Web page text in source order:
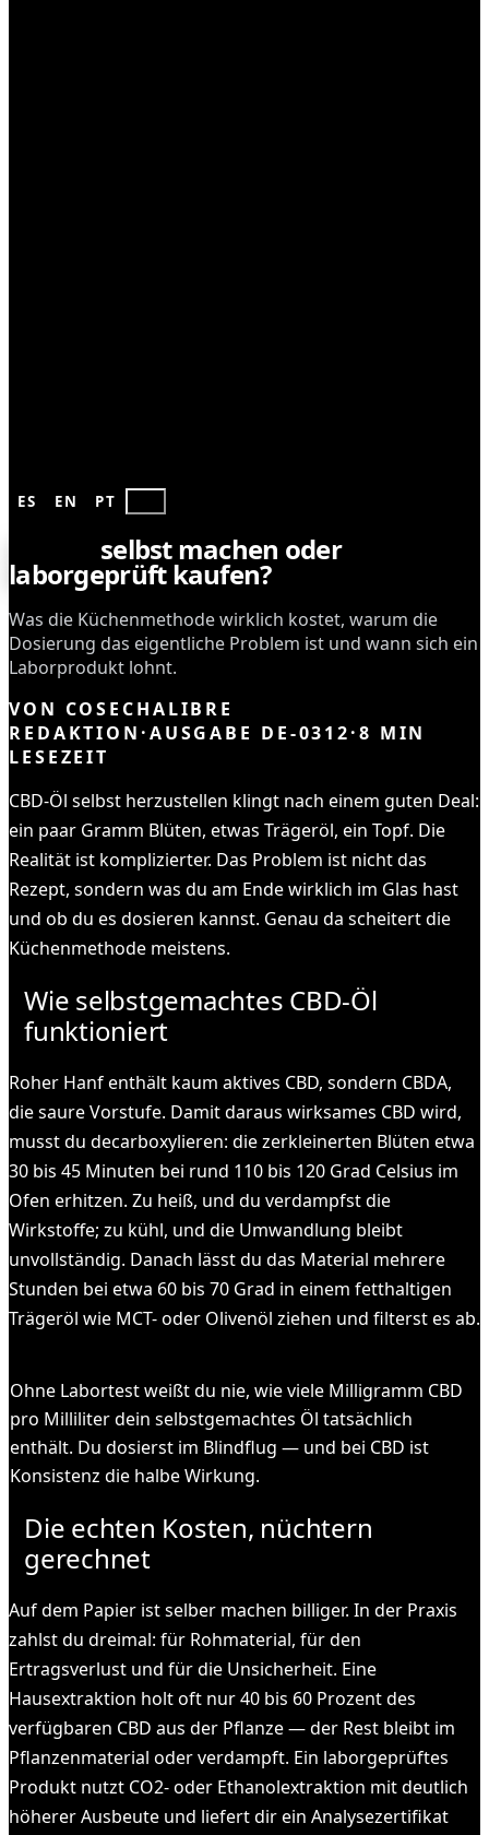
ES EN PT
selbst machen oder
laborgeprüft kaufen?
Was die Küchenmethode wirklich kostet, warum die
Dosierung das eigentliche Problem ist und wann sich ein
Laborprodukt lohnt.
VON COSECHALIBRE
REDAKTION ·AUSGABE DE-0312·8 MIN
LESEZEIT
CBD-Öl selbst herzustellen klingt nach einem guten Deal:
ein paar Gramm Blüten, etwas Trägeröl, ein Topf. Die
Realität ist komplizierter. Das Problem ist nicht das
Rezept, sondern was du am Ende wirklich im Glas hast
und ob du es dosieren kannst. Genau da scheitert die
Küchenmethode meistens.
Wie selbstgemachtes CBD-Öl
funktioniert
Roher Hanf enthält kaum aktives CBD, sondern CBDA,
die saure Vorstufe. Damit daraus wirksames CBD wird,
musst du decarboxylieren: die zerkleinerten Blüten etwa
30 bis 45 Minuten bei rund 110 bis 120 Grad Celsius im
Ofen erhitzen. Zu heiß, und du verdampfst die
Wirkstoffe; zu kühl, und die Umwandlung bleibt
unvollständig. Danach lässt du das Material mehrere
Stunden bei etwa 60 bis 70 Grad in einem fetthaltigen
Trägeröl wie MCT- oder Olivenöl ziehen und filterst es ab.
Ohne Labortest weißt du nie, wie viele Milligramm CBD
pro Milliliter dein selbstgemachtes Öl tatsächlich
enthält. Du dosierst im Blindflug — und bei CBD ist
Konsistenz die halbe Wirkung.
Die echten Kosten, nüchtern
gerechnet
Auf dem Papier ist selber machen billiger. In der Praxis
zahlst du dreimal: für Rohmaterial, für den
Ertragsverlust und für die Unsicherheit. Eine
Hausextraktion holt oft nur 40 bis 60 Prozent des
verfügbaren CBD aus der Pflanze — der Rest bleibt im
Pflanzenmaterial oder verdampft. Ein laborgeprüftes
Produkt nutzt CO2- oder Ethanolextraktion mit deutlich
höherer Ausbeute und liefert dir ein Analysezertifikat